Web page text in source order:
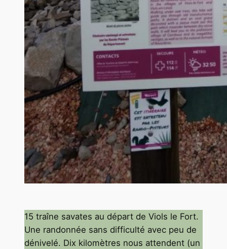
15 traîne savates au départ de Viols le Fort.
Une randonnée sans difficulté avec peu de
dénivelé. Dix kilomètres nous attendent (un